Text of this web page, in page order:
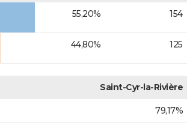
55,20% 154
44,80% 125
Saint-Cyr-la-Rivière
79,17%